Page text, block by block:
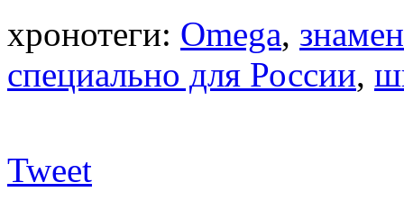
хронотеги: Omega,
специально для России,
Tweet